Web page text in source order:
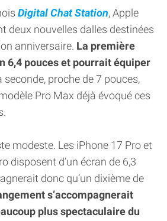
Digital Chat Station, Apple
deux nouvelles dalles destinées
anniversaire. La première
6,4 pouces et pourrait équiper
seconde, proche de 7 pouces,
Pro Max déjà évoqué ces
modeste. Les iPhone 17 Pro et
disposent d’un écran de 6,3
donc qu’un dixième de
s’accompagnerait
plus spectaculaire du